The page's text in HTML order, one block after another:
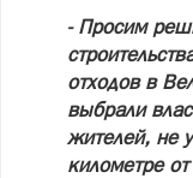
- Просим
отходов в
выбрали
жителей, не
километре